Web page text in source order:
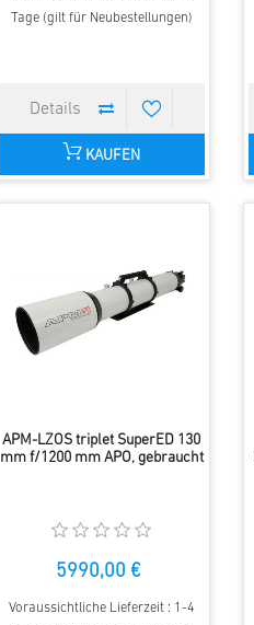
Tage (gilt für Neubestellungen)
KAUFEN
APM-LZOS triplet SuperED 130
mm f/1200 mm APO, gebraucht
5990,00 €
Voraussichtliche Lieferzeit : 1-4